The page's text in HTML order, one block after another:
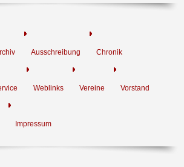
Ausschreibung Chronik
Weblinks Vereine Vorstand
Impressum